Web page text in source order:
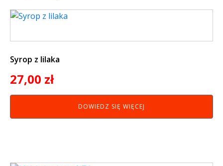
Syrop z lilaka
27,00 zł
DOWIEDZ SIĘ WIĘCEJ